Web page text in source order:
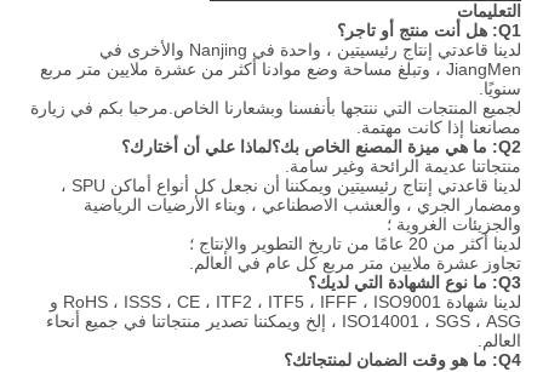
التعليمات
Q1: هل أنت منتج أو تاجر؟
لدينا قاعدتي إنتاج رئيسيتين ، واحدة في Nanjing والأخرى في
JiangMen ، وتبلغ مساحة وضع موادنا أكثر من عشرة ملايين متر مربع
سنويًا.
لجميع المنتجات التي ننتجها بأنفسنا وبشعارنا الخاص.مرحبا بكم في زيارة
مصانعنا إذا كانت مهتمة.
Q2: ما هي ميزة المصنع الخاص بك؟لماذا علي أن أختارك؟
منتجاتنا عديمة الرائحة وغير سامة.
لدينا قاعدتي إنتاج رئيسيتين ويمكننا أن نجعل كل أنواع أماكن SPU ،
ومضمار الجري ، والعشب الاصطناعي ، وبناء الأرضيات الرياضية
والجزيئات الغروية ؛
لدينا أكثر من 20 عامًا من تاريخ التطوير والإنتاج ؛
تجاوز عشرة ملايين متر مربع كل عام في العالم.
Q3: ما نوع الشهادة التي لديك؟
لدينا شهادة RoHS ، ISSS ، CE ، ITF2 ، ITF5 ، IFFF ، ISO9001 و
ISO14001 ، SGS ، ASG ، إلخ ويمكننا تصدير منتجاتنا في جميع أنحاء
العالم.
Q4: ما هو وقت الضمان لمنتجاتك؟